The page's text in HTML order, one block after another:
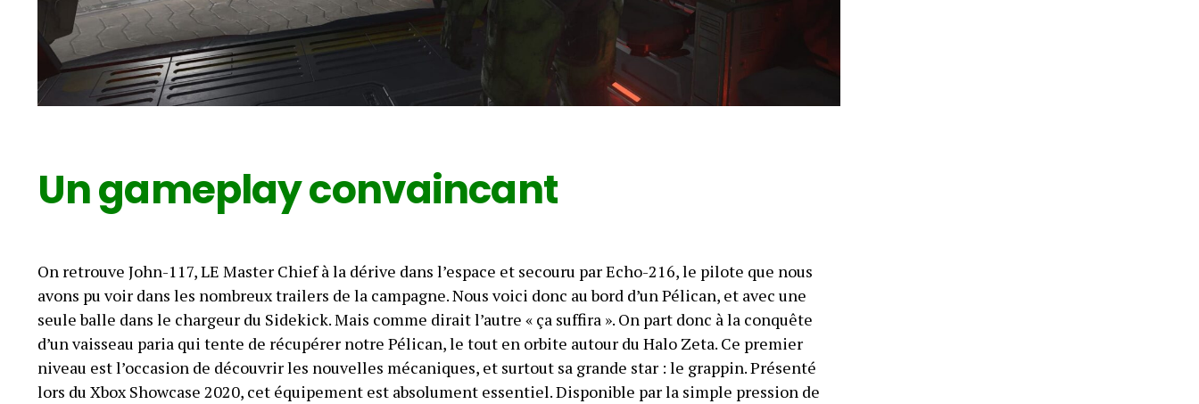
Un gameplay convaincant
On retrouve John-117, LE Master Chief à la dérive dans l’espace et secouru par Echo-216, le pilote que nous
avons pu voir dans les nombreux trailers de la campagne. Nous voici donc au bord d’un Pélican, et avec une
seule balle dans le chargeur du Sidekick. Mais comme dirait l’autre « ça suffira ». On part donc à la conquête
d’un vaisseau paria qui tente de récupérer notre Pélican, le tout en orbite autour du Halo Zeta. Ce premier
niveau est l’occasion de découvrir les nouvelles mécaniques, et surtout sa grande star : le grappin. Présenté
lors du Xbox Showcase 2020, cet équipement est absolument essentiel. Disponible par la simple pression de